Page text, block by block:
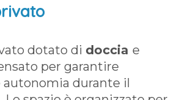
dotato di doccia e
per garantire
durante il